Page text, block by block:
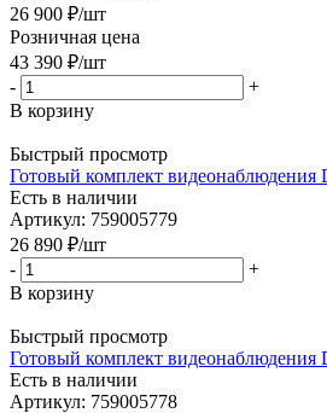
26 900 ₽/шт
Розничная цена
43 390 ₽/шт
-
+
В корзину
Быстрый просмотр
Готовый комплект
Есть в наличии
Артикул: 759005779
26 890 ₽/шт
-
+
В корзину
Быстрый просмотр
Готовый комплект
Есть в наличии
Артикул: 759005778